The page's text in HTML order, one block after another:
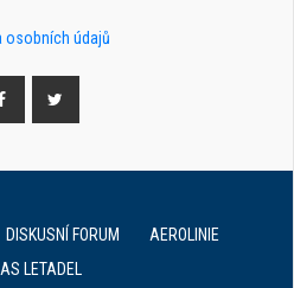
osobních údajů
DISKUSNÍ FORUM
AEROLINIE
LETADEL